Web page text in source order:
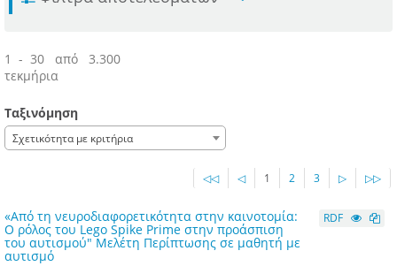
1 - 30 από 3.300
τεκμήρια
Ταξινόμηση
Σχετικότητα με κριτήρια
◁◁ ◁ 1 2 3 ▷ ▷▷
«Από τη νευροδιαφορετικότητα στην καινοτομία:
Ο ρόλος του Lego Spike Prime στην προάσπιση
του αυτισμού" Μελέτη Περίπτωσης σε μαθητή με
αυτισμό
RDF